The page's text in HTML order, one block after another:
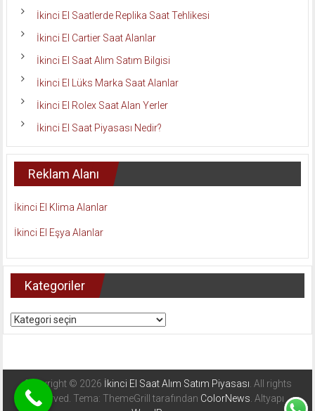
İkinci El Saatlerde Replika Saat Tehlikesi
İkinci El Cartier Saat Alanlar
İkinci El Saat Alım Satım Bilgisi
İkinci El Lüks Marka Saat Alanlar
İkinci El Rolex Saat Alan Yerler
İkinci El Saat Piyasası Nedir?
Reklam Alanı
İkinci El Klima Alanlar
İkinci El Eşya Alanlar
Kategoriler
Kategoriler
Copyright © 2026 İkinci El Saat Alım Satım Piyasası. All rights
reserved. Tema: ThemeGrill tarafından ColorNews. Altyapı